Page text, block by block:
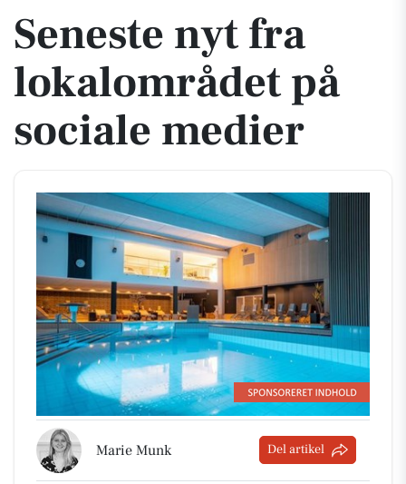
Seneste nyt fra
lokalområdet på
sociale medier
Marie Munk Del artikel